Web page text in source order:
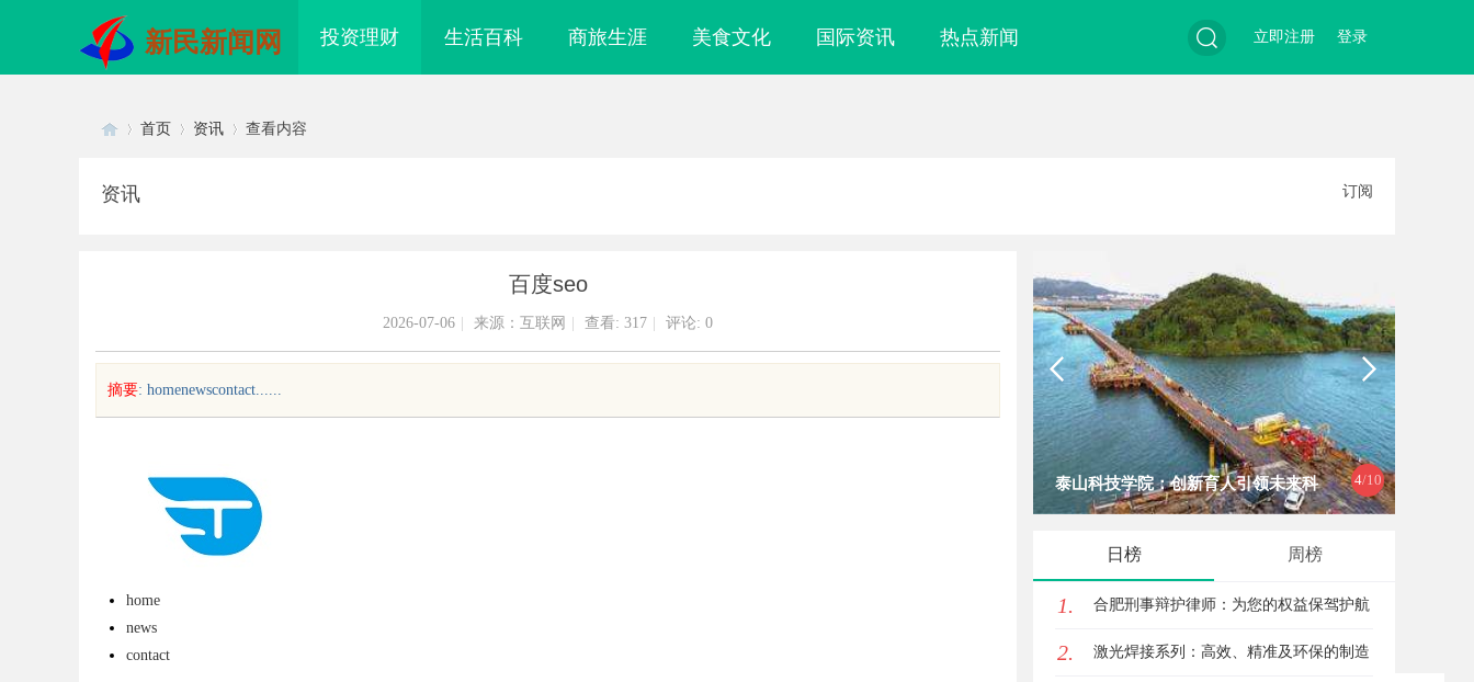
新民新闻网 投资理财 生活百科 商旅生涯 美食文化 国际资讯 热点新闻 登录
立即注册
uz
首页 资讯 查看内容
资讯 订阅
百度seo
2026-07-06 来源：互联网 查看: 317 评论: 0
摘要: homenewscontact......
home
news
contact
4/10
泰山科技学院：创新育人引领未来科
日榜 周榜
1. 合肥刑事辩护律师：为您的权益保驾护航
2. 激光焊接系列：高效、精准及环保的制造